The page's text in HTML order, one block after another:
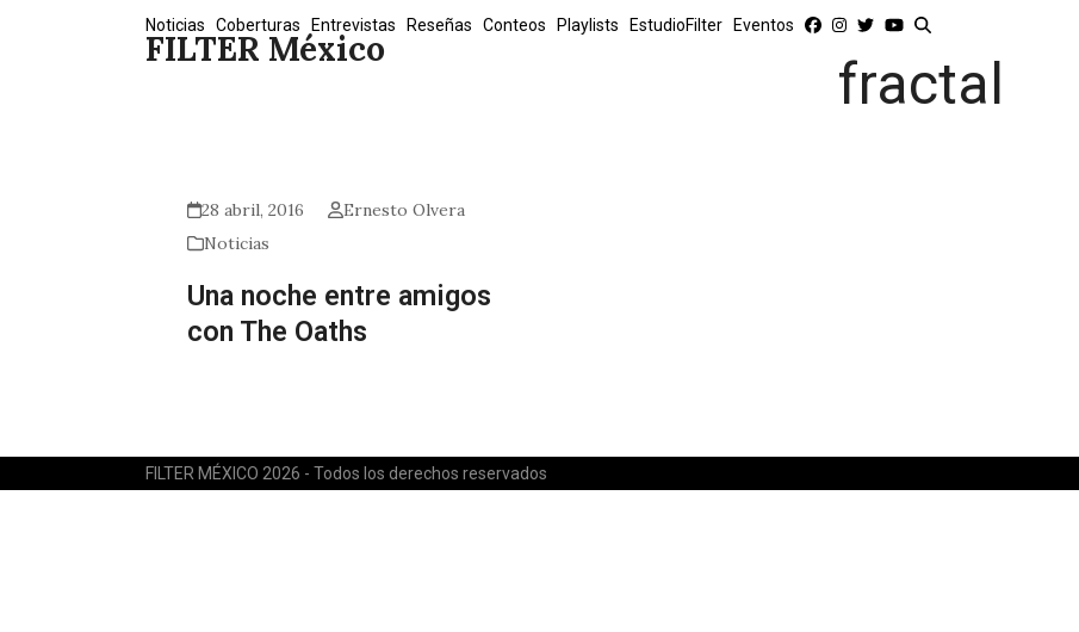
FILTER México
Noticias Coberturas Entrevistas Reseñas Conteos Playlists EstudioFilter Eventos
fractal
28 abril, 2016
Ernesto Olvera
Noticias
Una noche entre amigos
con The Oaths
FILTER MÉXICO 2026 - Todos los derechos reservados